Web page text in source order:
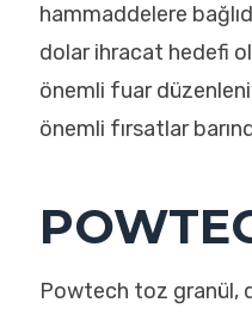
hammaddelere
dolar ihracat hedefi
önemli fuar
önemli fırsatlar
Powtech toz granül,